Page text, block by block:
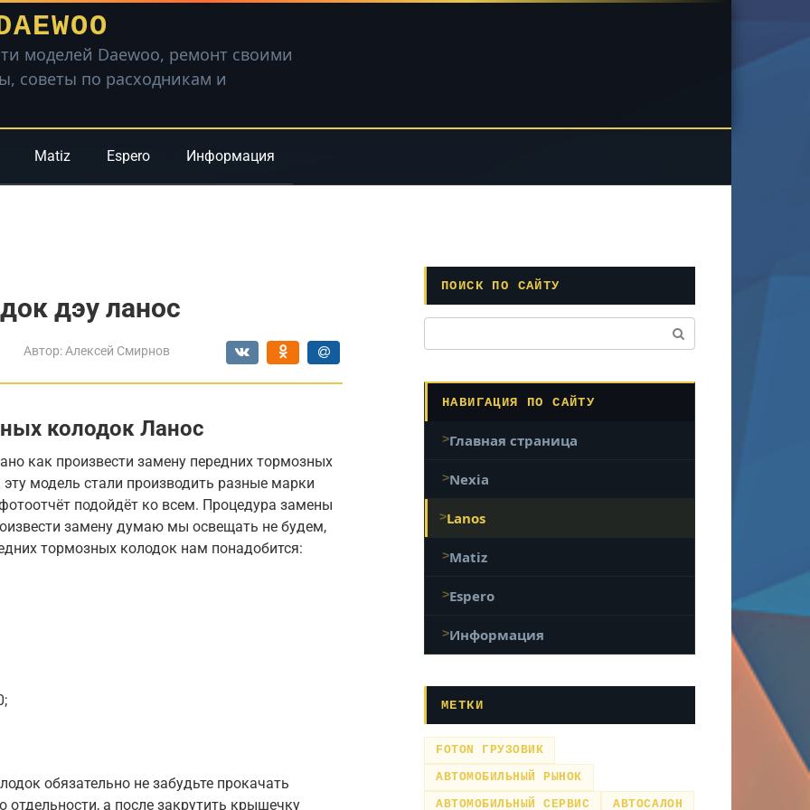
моделей Daewoo, ремонт своими
советы по расходникам и
Matiz Espero Информация
дэу ланос
Автор: Алексей Смирнов
колодок Ланос
как произвести замену передних тормозных
модель стали производить разные марки
подойдёт ко всем. Процедура замены
замену думаю мы освещать не будем,
тормозных колодок нам понадобится:
обязательно не забудьте прокачать
а после закрутить крышечку
ПОИСК ПО САЙТУ
НАВИГАЦИЯ ПО САЙТУ
Главная страница
Nexia
Lanos
Matiz
Espero
Информация
МЕТКИ
FOTON ГРУЗОВИК
АВТОМОБИЛЬНЫЙ РЫНОК
АВТОМОБИЛЬНЫЙ СЕРВИС
АВТОСАЛОН